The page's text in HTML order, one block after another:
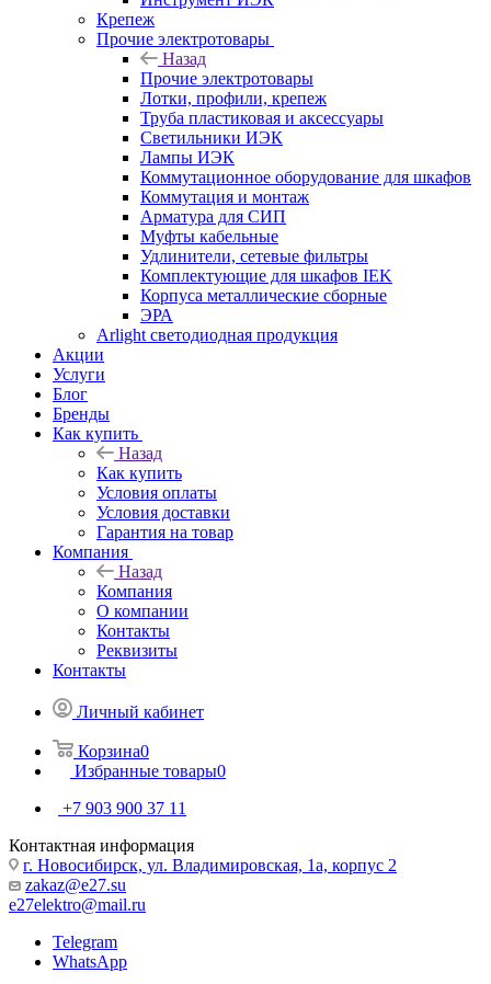
Крепеж
Прочие электротовары
Назад
Прочие электротовары
Лотки, профили, крепеж
Труба пластиковая и аксессуары
Светильники ИЭК
Лампы ИЭК
Коммутационное оборудование для шкафов
Коммутация и монтаж
Арматура для СИП
Муфты кабельные
Удлинители, сетевые фильтры
Комплектующие для шкафов IEK
Корпуса металлические сборные
ЭРА
Arlight светодиодная продукция
Акции
Услуги
Блог
Бренды
Как купить
Назад
Как купить
Условия оплаты
Условия доставки
Гарантия на товар
Компания
Назад
Компания
О компании
Контакты
Реквизиты
Контакты
Личный кабинет
Корзина0
Избранные товары0
+7 903 900 37 11
Контактная информация
г. Новосибирск, ул. Владимировская, 1а, корпус 2
zakaz@e27.su
e27elektro@mail.ru
Telegram
WhatsApp